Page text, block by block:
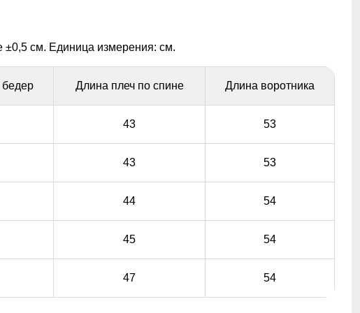
Карман служит для хранения карточки Ski-Pass(
пластиковая карта с магнитным чипом применяемая
на горнолыжных курортах). Кармашек может служить
±0,5 см. Единица измерения: см.
бедер Длина плеч по спине Длина воротника
43 53
43 53
44 54
45 54
47 54